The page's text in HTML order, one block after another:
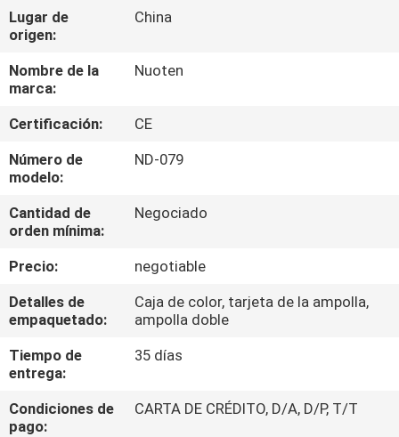
LOS
VÍDEOS
SOBRE
NOSOTROS
RECORRIDO
POR
FÁBRICA
CONTROL
DE
CALIDAD
Lugar de
origen:
China
Nombre de la
marca:
Nuoten
Certificación:
CE
Número de
modelo:
ND-079
Cantidad de
orden mínima:
Negociado
Precio:
negotiable
Detalles de
empaquetado:
Caja de color, tarjeta de la ampolla,
ampolla doble
Tiempo de
entrega:
35 días
Condiciones de
pago:
CARTA DE CRÉDITO, D/A, D/P, T/T